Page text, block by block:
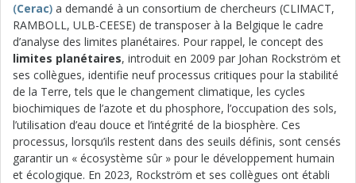
(Cerac) a demandé à un consortium de chercheurs (CLIMACT,
RAMBOLL, ULB-CEESE) de transposer à la Belgique le cadre
d’analyse des limites planétaires. Pour rappel, le concept des
limites planétaires, introduit en 2009 par Johan Rockström et
ses collègues, identifie neuf processus critiques pour la stabilité
de la Terre, tels que le changement climatique, les cycles
biochimiques de l’azote et du phosphore, l’occupation des sols,
l’utilisation d’eau douce et l’intégrité de la biosphère. Ces
processus, lorsqu’ils restent dans des seuils définis, sont censés
garantir un « écosystème sûr » pour le développement humain
et écologique. En 2023, Rockström et ses collègues ont établi